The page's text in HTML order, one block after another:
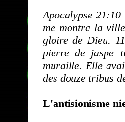
Apocalypse
me montra la
gloire de Dieu.
pierre de jaspe
muraille. Elle
des douze tribus
L'antisionisme